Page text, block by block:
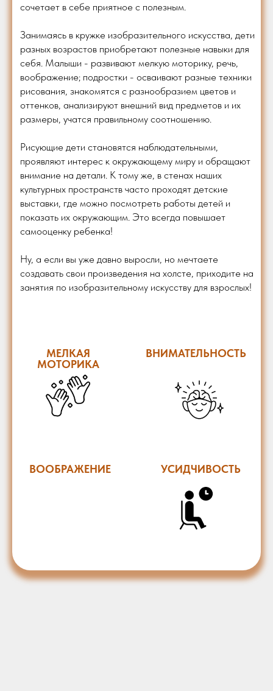
сочетает в себе приятное с полезным.
Занимаясь в кружке изобразительного искусства, дети
разных возрастов приобретают полезные навыки для
себя. Малыши - развивают мелкую моторику, речь,
воображение; подростки - осваивают разные техники
рисования, знакомятся с разнообразием цветов и
оттенков, анализируют внешний вид предметов и их
размеры, учатся правильному соотношению.
Рисующие дети становятся наблюдательными,
проявляют интерес к окружающему миру и обращают
внимание на детали. К тому же, в стенах наших
культурных пространств часто проходят детские
выставки, где можно посмотреть работы детей и
показать их окружающим. Это всегда повышает
самооценку ребенка!
Ну, а если вы уже давно выросли, но мечтаете
создавать свои произведения на холсте, приходите на
занятия по изобразительному искусству для взрослых!
МЕЛКАЯ
МОТОРИКА
ВНИМАТЕЛЬНОСТЬ
ВООБРАЖЕНИЕ УСИДЧИВОСТЬ